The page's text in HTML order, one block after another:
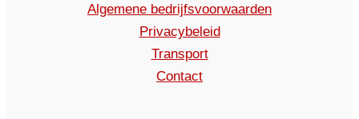
Algemene bedrijfsvoorwaarden
Privacybeleid
Transport
Contact